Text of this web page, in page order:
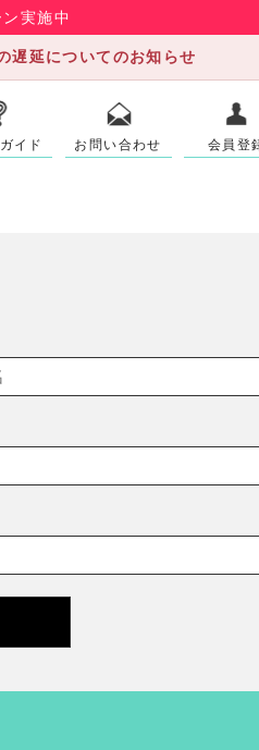
実施中
遅延についてのお知らせ
イド お問い合わせ 会員登